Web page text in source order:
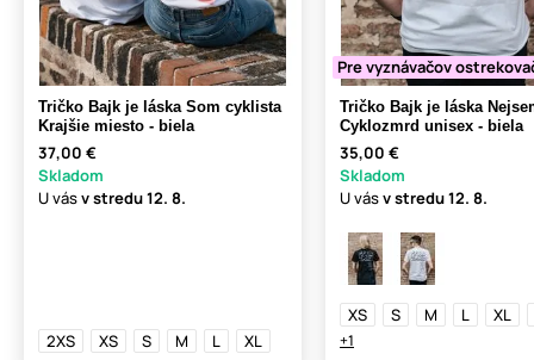
Tričko Bajk je láska Som cyklista
Krajšie miesto - biela
37,00 €
Skladom
U vásv stredu12. 8.
2XS XS S M L XL
Pre vyznávačov
Tričko Bajk je láska
Cyklozmrd unisex - biela
35,00 €
Skladom
U vásv stredu12. 8.
XS S M L XL
+1